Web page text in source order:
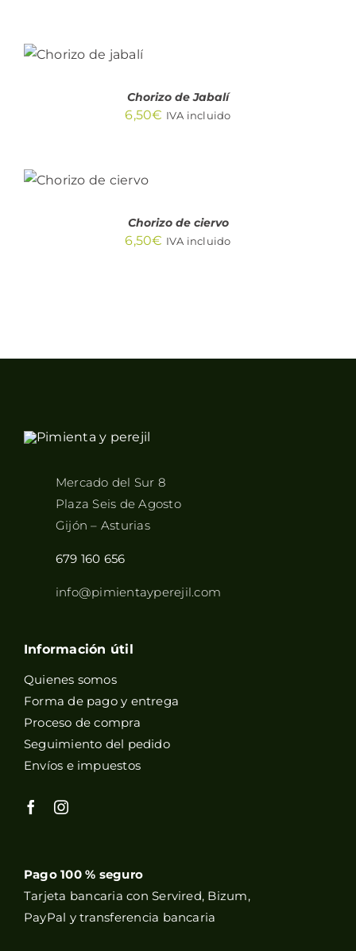
CARRITO
Chorizo de Jabalí
6,50€ IVA incluido
CARRITO
Chorizo de ciervo
6,50€ IVA incluido
Mercado del Sur 8
Plaza Seis de Agosto
Gijón – Asturias
679 160 656
info@pimientayperejil.com
Información útil
Quienes somos
Forma de pago y entrega
Proceso de compra
Seguimiento del pedido
Envíos e impuestos
Pago 100 % seguro
Tarjeta bancaria con Servired, Bizum,
PayPal y transferencia bancaria